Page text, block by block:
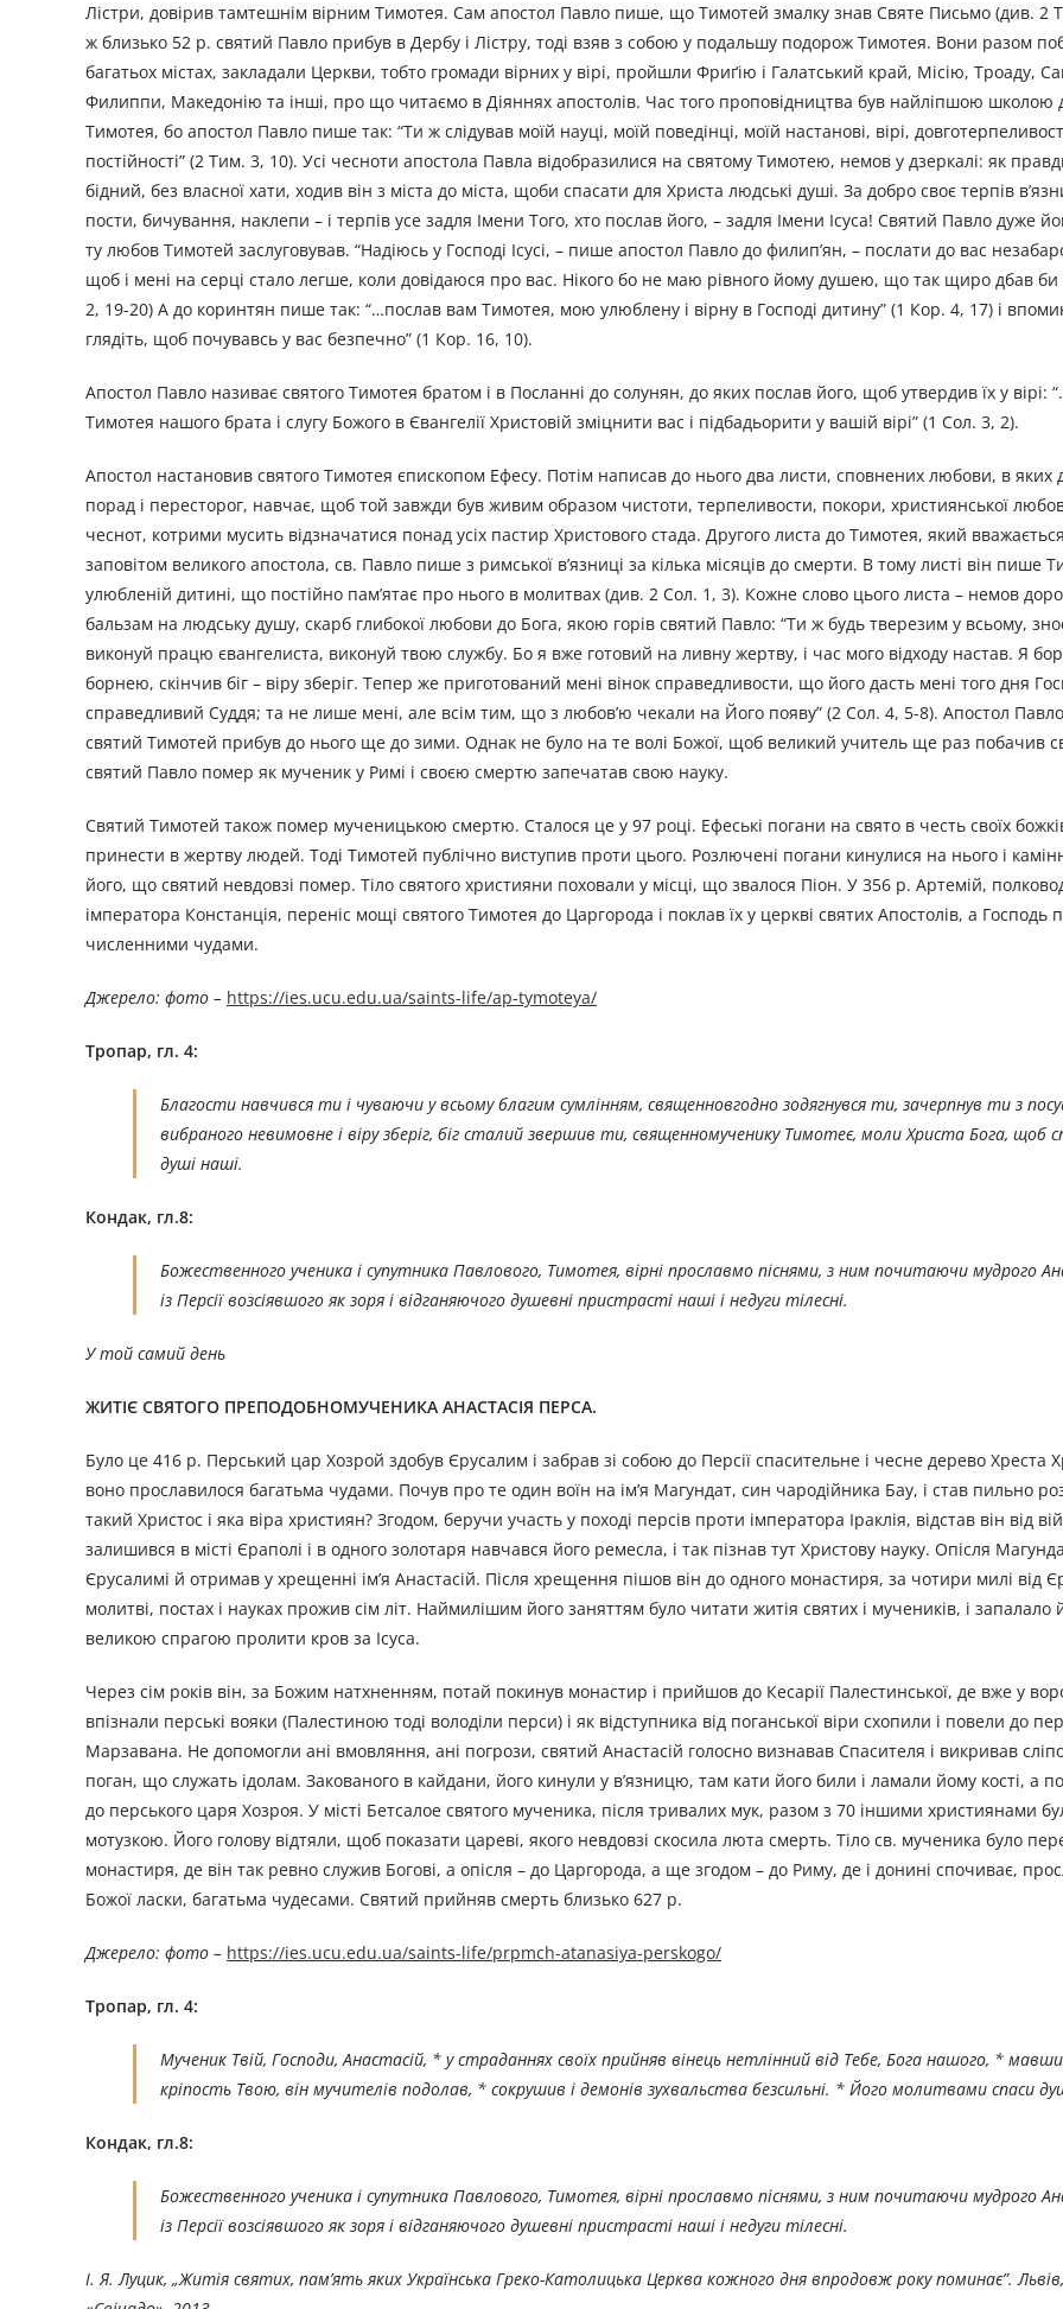
Лістри, довірив тамтешнім вірним Тимотея. Сам апостол Павло пише, що Тимотей змалку знав Святе Письмо (див. 2
ж близько 52 р. святий Павло прибув в Дербу і Лістру, тоді взяв з собою у подальшу подорож Тимотея. Вони разом
багатьох містах, закладали Церкви, тобто громади вірних у вірі, пройшли Фриґію і Галатський край, Місію, Троаду,
Филиппи, Македонію та інші, про що читаємо в Діяннях апостолів. Час того проповідництва був найліпшою школою
Тимотея, бо апостол Павло пише так: “Ти ж слідував моїй науці, моїй поведінці, моїй настанові, вірі,
постійності” (2 Тим. 3, 10). Усі чесноти апостола Павла відобразилися на святому Тимотею, немов у дзеркалі: як
бідний, без власної хати, ходив він з міста до міста, щоби спасати для Христа людські душі. За добро своє терпів
пости, бичування, наклепи – і терпів усе задля Імени Того, хто послав його, – задля Імени Ісуса! Святий Павло дуже
ту любов Тимотей заслуговував. “Надіюсь у Господі Ісусі, – пише апостол Павло до филип’ян, – послати до вас
щоб і мені на серці стало легше, коли довідаюся про вас. Нікого бо не маю рівного йому душею, що так щиро дбав би
2, 19-20) А до коринтян пише так: “…послав вам Тимотея, мою улюблену і вірну в Господі дитину” (1 Кор. 4, 17) і
глядіть, щоб почувавсь у вас безпечно” (1 Кор. 16, 10).
Апостол Павло називає святого Тимотея братом і в Посланні до солунян, до яких послав його, щоб утвердив їх у вірі:
Тимотея нашого брата і слугу Божого в Євангелії Христовій зміцнити вас і підбадьорити у вашій вірі” (1 Сол. 3, 2).
Апостол настановив святого Тимотея єпископом Ефесу. Потім написав до нього два листи, сповнених любови, в яких
порад і пересторог, навчає, щоб той завжди був живим образом чистоти, терпеливости, покори, християнської
чеснот, котрими мусить відзначатися понад усіх пастир Христового стада. Другого листа до Тимотея, який
заповітом великого апостола, св. Павло пише з римської в’язниці за кілька місяців до смерти. В тому листі він пише
улюбленій дитині, що постійно пам’ятає про нього в молитвах (див. 2 Сол. 1, 3). Кожне слово цього листа – немов
бальзам на людську душу, скарб глибокої любови до Бога, якою горів святий Павло: “Ти ж будь тверезим у всьому,
виконуй працю євангелиста, виконуй твою службу. Бо я вже готовий на ливну жертву, і час мого відходу настав. Я
борнею, скінчив біг – віру зберіг. Тепер же приготований мені вінок справедливости, що його дасть мені того дня
справедливий Суддя; та не лише мені, але всім тим, що з любов’ю чекали на Його появу” (2 Сол. 4, 5-8). Апостол
святий Тимотей прибув до нього ще до зими. Однак не було на те волі Божої, щоб великий учитель ще раз побачив
святий Павло помер як мученик у Римі і своєю смертю запечатав свою науку.
Святий Тимотей також помер мученицькою смертю. Сталося це у 97 році. Ефеські погани на свято в честь своїх
принести в жертву людей. Тоді Тимотей публічно виступив проти цього. Розлючені погани кинулися на нього і
його, що святий невдовзі помер. Тіло святого християни поховали у місці, що звалося Піон. У 356 р. Артемій,
імператора Констанція, переніс мощі святого Тимотея до Царгорода і поклав їх у церкві святих Апостолів, а Господь
численними чудами.
Джерелo: фото – https://ies.ucu.edu.ua/saints-life/ap-tymoteya/
Тропар, гл. 4:
Благости навчився ти і чуваючи у всьому благим сумлінням, священновгодно зодягнувся ти, зачерпнув ти з
вибраного невимовне і віру зберіг, біг сталий звершив ти, священномученику Тимотеє, моли Христа Бога, щоб
душі наші.
Кондак, гл.8:
Божественного ученика і супутника Павлового, Тимотея, вірні прославмо піснями, з ним почитаючи мудрого
із Персії возсіявшого як зоря і відганяючого душевні пристрасті наші і недуги тілесні.
У той самий день
ЖИТІЄ СВЯТОГО ПРЕПОДОБНОМУЧЕНИКА АНАСТАСІЯ ПЕРСА.
Було це 416 р. Перський цар Хозрой здобув Єрусалим і забрав зі собою до Персії спасительне і чесне дерево Хреста
воно прославилося багатьма чудами. Почув про те один воїн на ім’я Магундат, син чародійника Бау, і став пильно
такий Христос і яка віра християн? Згодом, беручи участь у поході персів проти імператора Іраклія, відстав він від
залишився в місті Єраполі і в одного золотаря навчався його ремесла, і так пізнав тут Христову науку. Опісля
Єрусалимі й отримав у хрещенні ім’я Анастасій. Після хрещення пішов він до одного монастиря, за чотири милі від
молитві, постах і науках прожив сім літ. Наймилішим його заняттям було читати житія святих і мучеників, і запалало
великою спрагою пролити кров за Ісуса.
Через сім років він, за Божим натхненням, потай покинув монастир і прийшов до Кесарії Палестинської, де вже у
впізнали перські вояки (Палестиною тоді володіли перси) і як відступника від поганської віри схопили і повели до
Марзавана. Не допомогли ані вмовляння, ані погрози, святий Анастасій голосно визнавав Спасителя і викривав
поган, що служать ідолам. Закованого в кайдани, його кинули у в’язницю, там кати його били і ламали йому кості, а
до перського царя Хозроя. У місті Бетсалое святого мученика, після тривалих мук, разом з 70 іншими християнами
мотузкою. Його голову відтяли, щоб показати цареві, якого невдовзі скосила люта смерть. Тіло св. мученика було
монастиря, де він так ревно служив Богові, а опісля – до Царгорода, а ще згодом – до Риму, де і донині спочиває,
Божої ласки, багатьма чудесами. Святий прийняв смерть близько 627 р.
Джерелo: фото – https://ies.ucu.edu.ua/saints-life/prpmch-atanasiya-perskogo/
Тропар, гл. 4:
Мученик Твій, Господи, Анастасій, * у страданнях своїх прийняв вінець нетлінний від Тебе, Бога нашого, *
кріпость Твою, він мучителів подолав, * сокрушив і демонів зухвальства безсильні. * Його молитвами спаси
Кондак, гл.8:
Божественного ученика і супутника Павлового, Тимотея, вірні прославмо піснями, з ним почитаючи мудрого
із Персії возсіявшого як зоря і відганяючого душевні пристрасті наші і недуги тілесні.
І. Я. Луцик, „Житія святих, пам’ять яких Українська Греко-Католицька Церква кожного дня впродовж року поминає”.